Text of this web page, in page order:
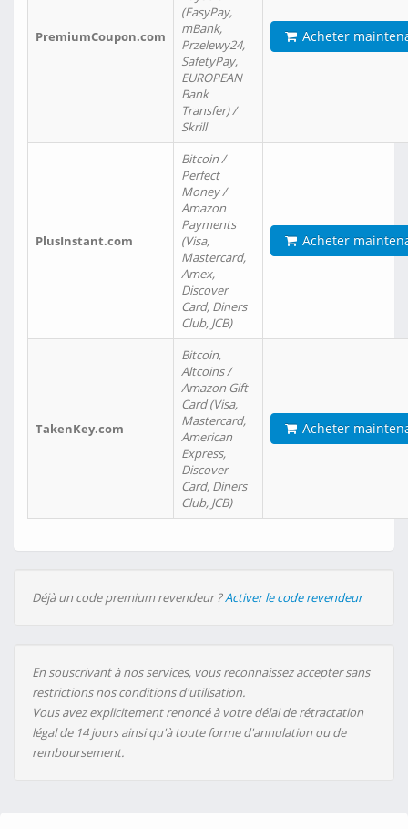
PremiumCoupon.com
(EasyPay,
mBank,
Przelewy24,
SafetyPay,
EUROPEAN
Bank
Transfer) /
Skrill
Acheter
PlusInstant.com
Bitcoin /
Perfect
Money /
Amazon
Payments
(Visa,
Mastercard,
Amex,
Discover
Card, Diners
Club, JCB)
Acheter
TakenKey.com
Bitcoin,
Altcoins /
Amazon Gift
Card (Visa,
Mastercard,
American
Express,
Discover
Card, Diners
Club, JCB)
Acheter
Déjà un code premium revendeur ?Activer le code revendeur
En souscrivant à nos services, vous reconnaissez accepter sans
restrictions nos conditions d'utilisation.
Vous avez explicitement renoncé à votre délai de rétractation
légal de 14 jours ainsi qu'à toute forme d'annulation ou de
remboursement.